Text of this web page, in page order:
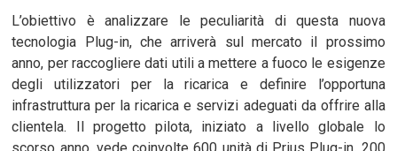
L’obiettivo è analizzare le peculiarità di questa nuova
tecnologia Plug-in, che arriverà sul mercato il prossimo
anno, per raccogliere dati utili a mettere a fuoco le esigenze
degli utilizzatori per la ricarica e definire l’opportuna
infrastruttura per la ricarica e servizi adeguati da offrire alla
clientela. Il progetto pilota, iniziato a livello globale lo